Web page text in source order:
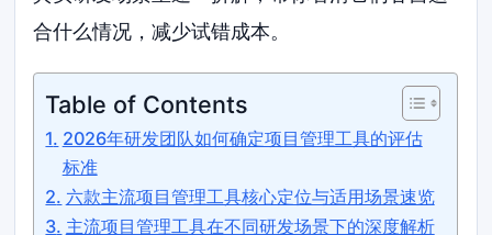
合什么情况，减少试错成本。
Table of Contents
2026年研发团队如何确定项目管理工具的评估
标准
六款主流项目管理工具核心定位与适用场景速览
主流项目管理工具在不同研发场景下的深度解析